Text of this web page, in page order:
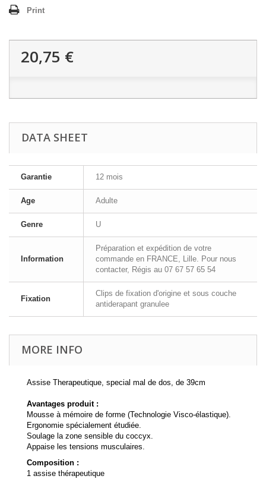
Print
20,75 €
DATA SHEET
Garantie 12 mois
Age Adulte
Genre U
Information
Préparation et expédition de votre
commande en FRANCE, Lille. Pour nous
contacter, Régis au 07 67 57 65 54
Fixation
Clips de fixation d'origine et sous couche
antiderapant granulee
MORE INFO
Assise Therapeutique, special mal de dos, de 39cm
Avantages produit :
Mousse à mémoire de forme (Technologie Visco-élastique).
Ergonomie spécialement étudiée.
Soulage la zone sensible du coccyx.
Appaise les tensions musculaires.
Composition :
1 assise thérapeutique